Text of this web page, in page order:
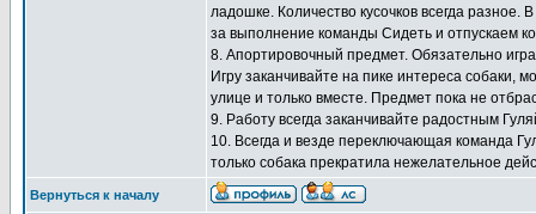
ладошке. Количество кусочков всегда разное.
за выполнение команды Сидеть и отпускаем
8. Апортировочный предмет. Обязательно
Игру заканчивайте на пике интереса собаки,
улице и только вместе. Предмет пока не
9. Работу всегда заканчивайте радостным
10. Всегда и везде переключающая команда
только собака прекратила нежелательное
Вернуться к началу